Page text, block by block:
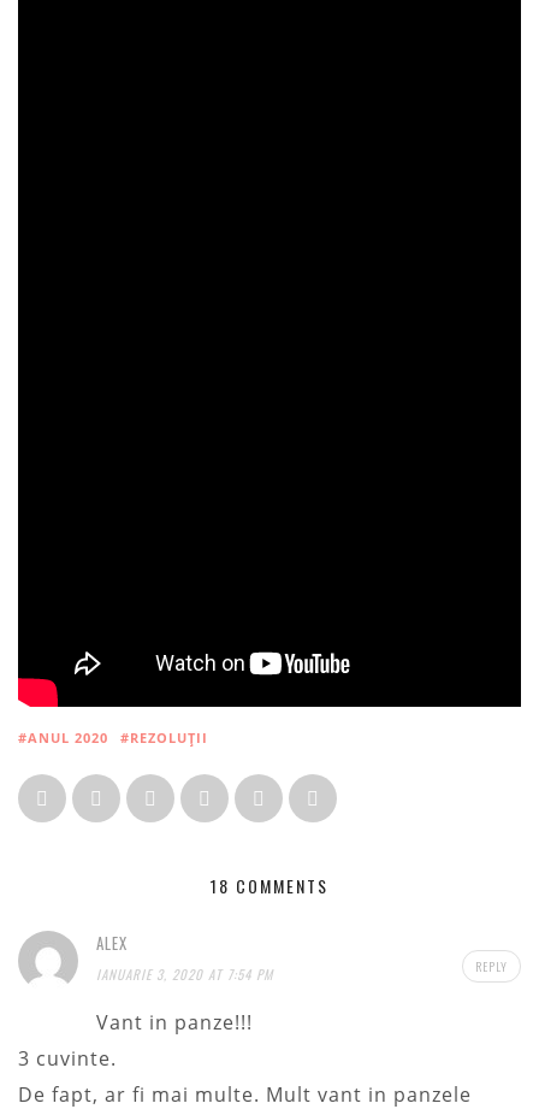
#ANUL 2020 #REZOLUȚII
18 COMMENTS
ALEX
IANUARIE 3, 2020 AT 7:54 PM REPLY
Vant in panze!!!
3 cuvinte.
De fapt, ar fi mai multe. Mult vant in panzele